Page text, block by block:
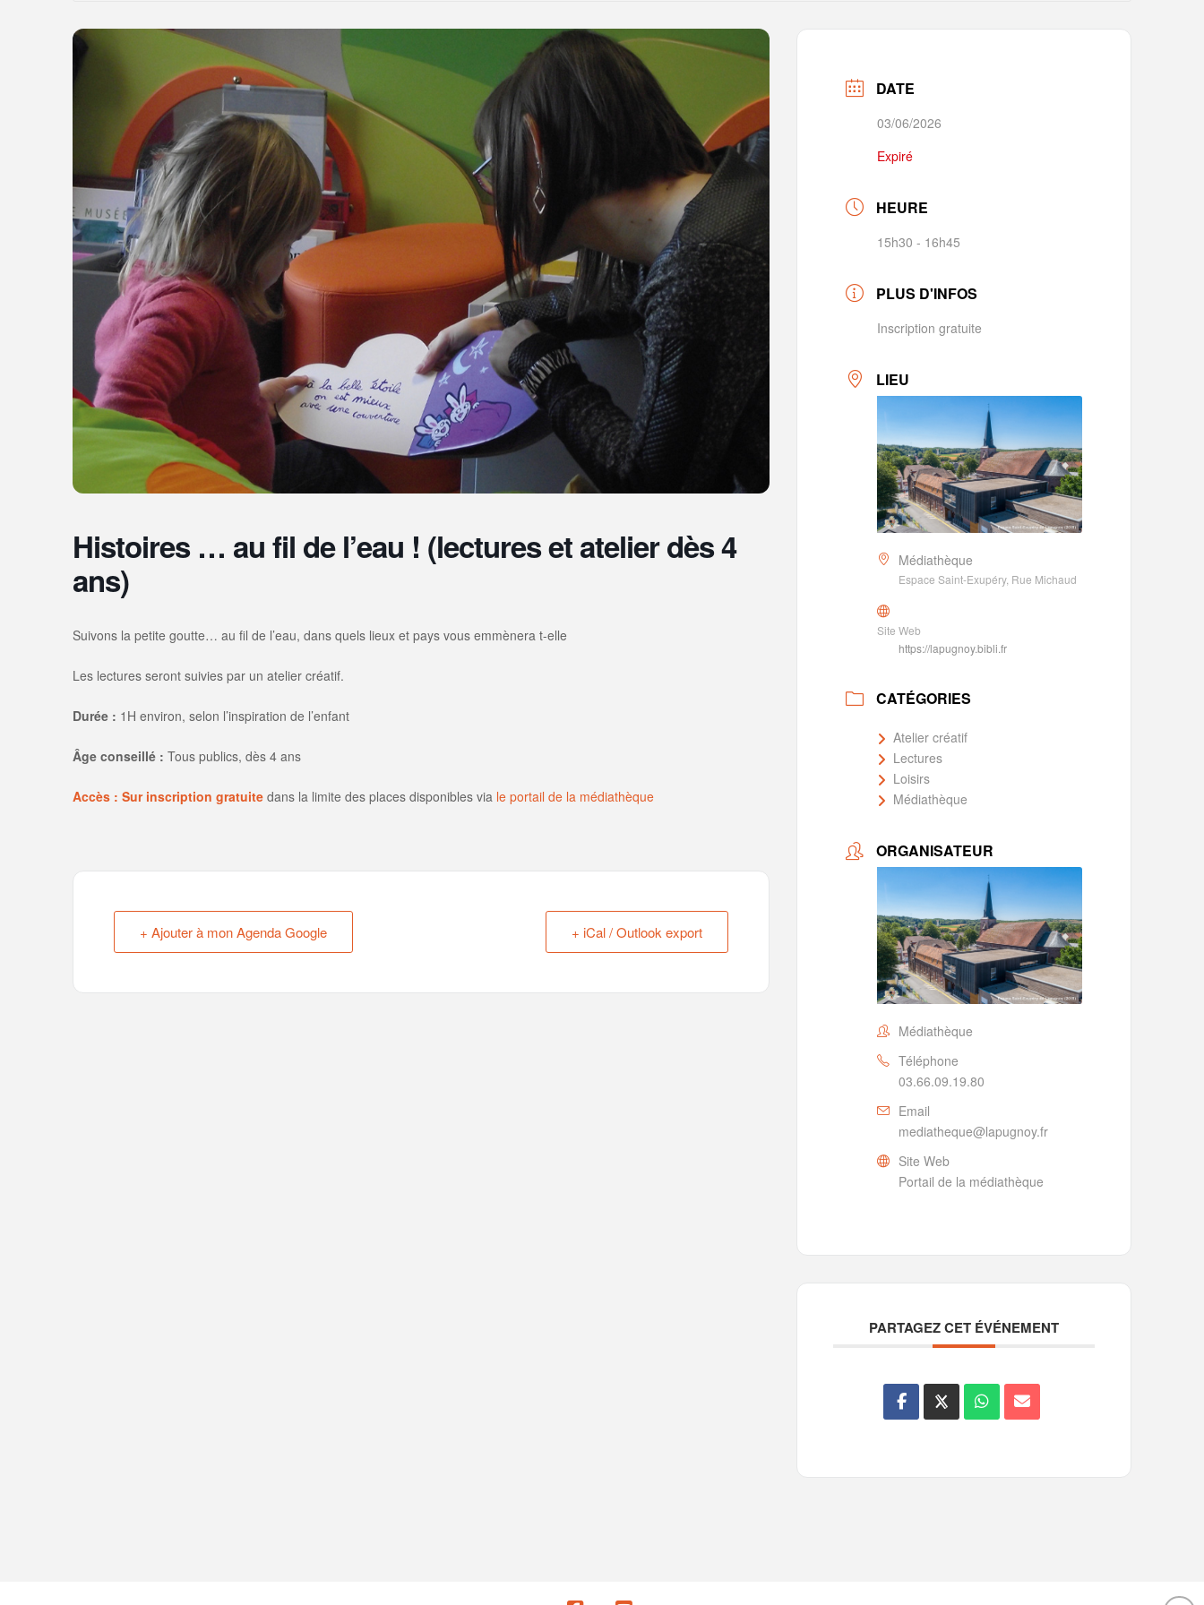
Histoires … au fil de l’eau ! (lectures et atelier dès 4
ans)
Suivons la petite goutte… au fil de l’eau, dans quels lieux et pays vous emmènera t-elle
Les lectures seront suivies par un atelier créatif.
Durée : 1H environ, selon l’inspiration de l’enfant
Âge conseillé : Tous publics, dès 4 ans
Accès : Sur inscription gratuitedans la limite des places disponibles via le portail de la médiathèque
+ Ajouter à mon Agenda Google + iCal / Outlook export
DATE
03/06/2026
Expiré
HEURE
15h30 - 16h45
PLUS D'INFOS
Inscription gratuite
LIEU
Médiathèque
Espace Saint-Exupéry, Rue Michaud
Site Web
https://lapugnoy.bibli.fr
CATÉGORIES
Atelier créatif
Lectures
Loisirs
Médiathèque
ORGANISATEUR
Médiathèque
Téléphone
03.66.09.19.80
Email
mediatheque@lapugnoy.fr
Site Web
Portail de la médiathèque
PARTAGEZ CET ÉVÉNEMENT